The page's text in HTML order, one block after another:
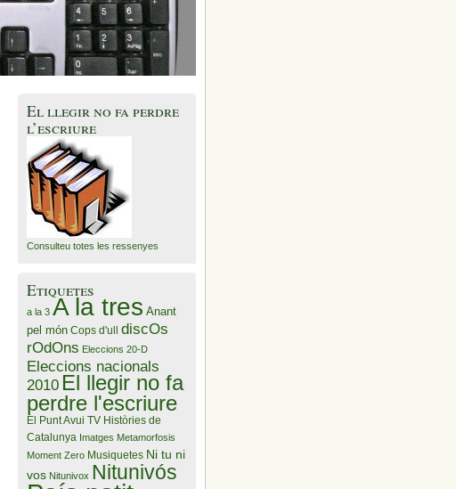
El llegir no fa perdre
l’escriure
Consulteu totes les ressenyes
Etiquetes
a la 3 A la tres Anant
pel món Cops d'ull
discOs
rOdOns Eleccions 20-D
Eleccions nacionals
2010 El llegir no fa
perdre l'escriure
El Punt Avui TV Històries de
Catalunya Imatges Metamorfosis
Moment Zero Musiquetes Ni tu ni
vos Nitunivox Nitunivós